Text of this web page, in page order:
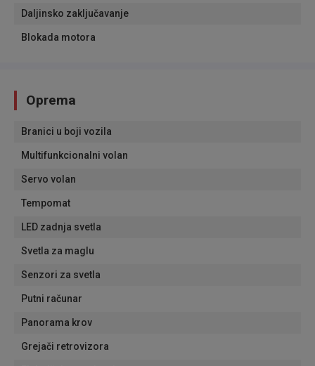
Daljinsko zaključavanje
Blokada motora
Oprema
Branici u boji vozila
Multifunkcionalni volan
Servo volan
Tempomat
LED zadnja svetla
Svetla za maglu
Senzori za svetla
Putni računar
Panorama krov
Grejači retrovizora